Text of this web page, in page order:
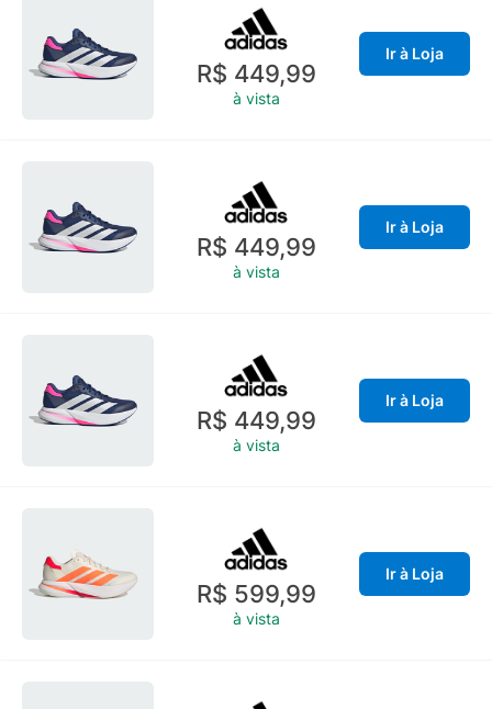
R$ 449,99
à vista
Ir à Loja
R$ 449,99
à vista
Ir à Loja
R$ 449,99
à vista
Ir à Loja
R$ 599,99
à vista
Ir à Loja